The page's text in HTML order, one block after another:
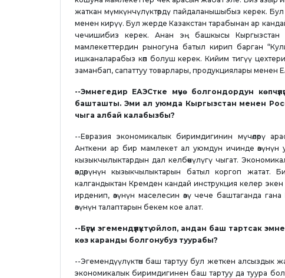
жаткан мүмкүнчүлүктөрдү пайдаланышыбыз керек.
менен кирүү. Бул жерде Казакстан тарабынан ар
чечишибиз керек. Анан эң башкысы Кыргызстан
мамлекеттердин рыногуна батыл кирип барган
ишканаларабыз көп болуш керек. Кийим тигүү
заманбап, сапаттуу товарлары, продукциялары
--Эмнегедир ЕАЭСтке мүчө болгондордун
башташты. Эми ал уюмда Кыргызстан менен
чыга албай калабызбы?
--Евразия экономикалык биримдигинин мүчөлөрү
Анткени ар бир мамлекет ал уюмдун ичинде өзүнүн
кызыкчылыктардын дал келбөөчүлүгү чыгат.
өздөрүнүн кызыкчылыктарын батыл коргоп жатат.
калгандыктан Кремден кандай инструкция келер
ирденип, өзүнүн маселесин өзү чече баштаганда
өзүнүн талаптарын бекем кое алат.
--Бүгүн эгемендүүлүктү ойлоп, андан баш
көз каранды болгонубуз туурабы?
--Эгемендүүлүктөн баш тартуу бул жеткен алсыздык
экономикалык биримдигинен баш тартуу да туура